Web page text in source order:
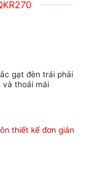
gạt đèn trái phải
và thoải mái
thiết kế đơn giản